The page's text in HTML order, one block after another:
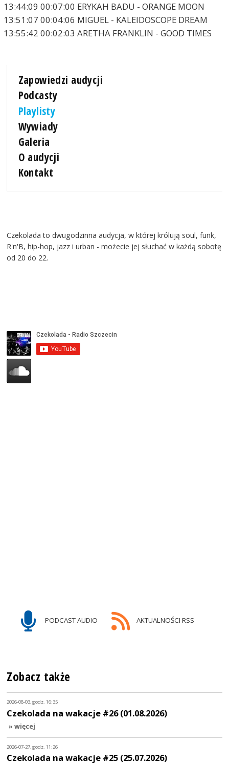
13:44:09 00:07:00 ERYKAH BADU - ORANGE MOON
13:51:07 00:04:06 MIGUEL - KALEIDOSCOPE DREAM
13:55:42 00:02:03 ARETHA FRANKLIN - GOOD TIMES
Zapowiedzi audycji
Podcasty
Playlisty
Wywiady
Galeria
O audycji
Kontakt
Czekolada to dwugodzinna audycja, w której królują soul, funk,
R'n'B, hip-hop, jazz i urban - możecie jej słuchać w każdą sobotę
od 20 do 22.
PODCAST AUDIO AKTUALNOŚCI RSS
Zobacz także
2026-08-03, godz. 16:35
Czekolada na wakacje #26 (01.08.2026)
» więcej
2026-07-27, godz. 11:26
Czekolada na wakacje #25 (25.07.2026)